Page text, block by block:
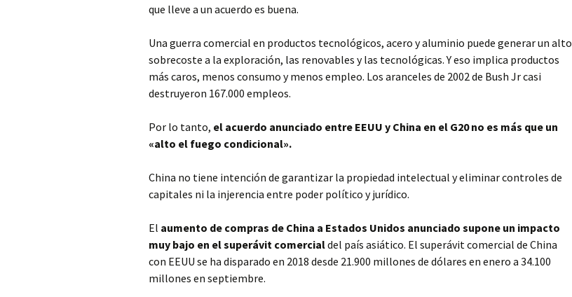
que lleve a un acuerdo es buena.
Una guerra comercial en productos tecnológicos, acero y aluminio puede generar un alto
sobrecoste a la exploración, las renovables y las tecnológicas. Y eso implica productos
más caros, menos consumo y menos empleo. Los aranceles de 2002 de Bush Jr casi
destruyeron 167.000 empleos.
Por lo tanto, el acuerdo anunciado entre EEUU y China en el G20 no es más que un
«alto el fuego condicional».
China no tiene intención de garantizar la propiedad intelectual y eliminar controles de
capitales ni la injerencia entre poder político y jurídico.
El aumento de compras de China a Estados Unidos anunciado supone un impacto
muy bajo en el superávit comercialdel país asiático. El superávit comercial de China
con EEUU se ha disparado en 2018 desde 21.900 millones de dólares en enero a 34.100
millones en septiembre.